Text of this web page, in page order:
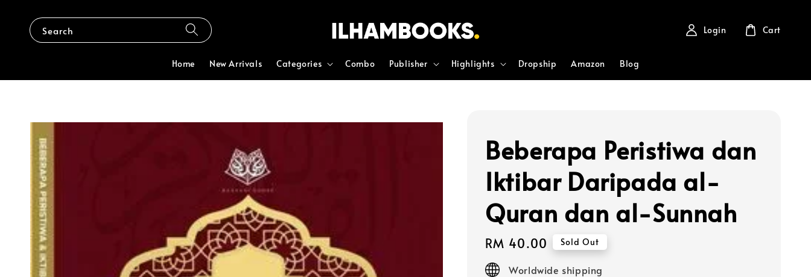
Search
Home New Arrivals Categories Combo Publisher Highlights Dropship Amazon Blog
Login Cart
Beberapa Peristiwa dan
Iktibar Daripada al-
Quran dan al-Sunnah
Regular
price
RM 40.00 Sold Out
Worldwide shipping